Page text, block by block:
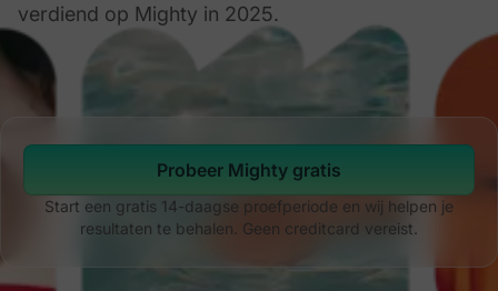
verdiend op Mighty in 2025.
Probeer Mighty gratis
Start een gratis 14-daagse proefperiode en wij helpen je
resultaten te behalen. Geen creditcard vereist.